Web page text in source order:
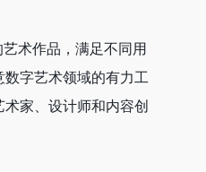
术作品，满足不同用
字艺术领域的有力工
家、设计师和内容创